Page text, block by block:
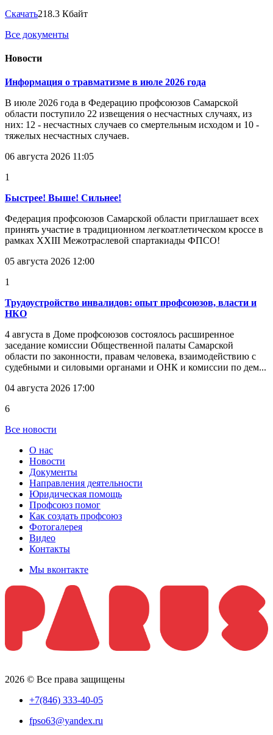
Скачать218.3 Кбайт
Все документы
Новости
Информация о травматизме в июле 2026 года
В июле 2026 года в Федерацию профсоюзов Самарской
области поступило 22 извещения о несчастных случаях, из
них: 12 - несчастных случаев со смертельным исходом и 10 -
тяжелых несчастных случаев.
06 августа 2026 11:05
1
Быстрее! Выше! Сильнее!
Федерация профсоюзов Самарской области приглашает всех
принять участие в традиционном легкоатлетическом кроссе в
рамках XXIII Межотраслевой спартакиады ФПСО!
05 августа 2026 12:00
1
Трудоустройство инвалидов: опыт профсоюзов, власти и
НКО
4 августа в Доме профсоюзов состоялось расширенное
заседание комиссии Общественной палаты Самарской
области по законности, правам человека, взаимодействию с
судебными и силовыми органами и ОНК и комиссии по дем...
04 августа 2026 17:00
6
Все новости
О нас
Новости
Документы
Направления деятельности
Юридическая помощь
Профсоюз помог
Как создать профсоюз
Фотогалерея
Видео
Контакты
Мы вконтакте
2026 © Все права защищены
+7(846) 333-40-05
fpso63@yandex.ru